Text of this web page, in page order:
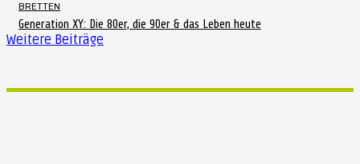
BRETTEN
Generation XY: Die 80er, die 90er & das Leben heute
Weitere Beiträge